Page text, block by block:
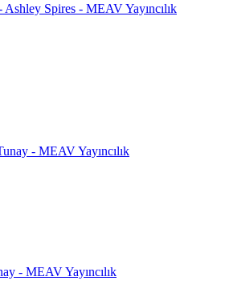
Spires - MEAV Yayıncılık
- MEAV Yayıncılık